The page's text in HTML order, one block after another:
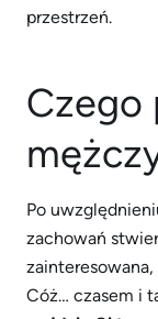
przestrzeń.
Czego
Po
zachowań
Cóż… czasem i